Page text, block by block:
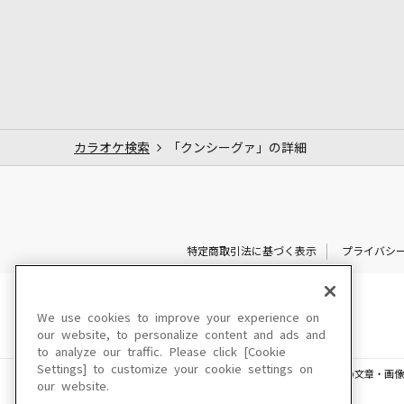
カラオケ検索 「クンシーグァ」の詳細
特定商取引法に基づく表示 プライバシ
このサイトに掲載されている一切の文章・画
We use cookies to improve your experience on
our website, to personalize content and ads and
to analyze our traffic. Please click [Cookie
Settings] to customize your cookie settings on
our website.